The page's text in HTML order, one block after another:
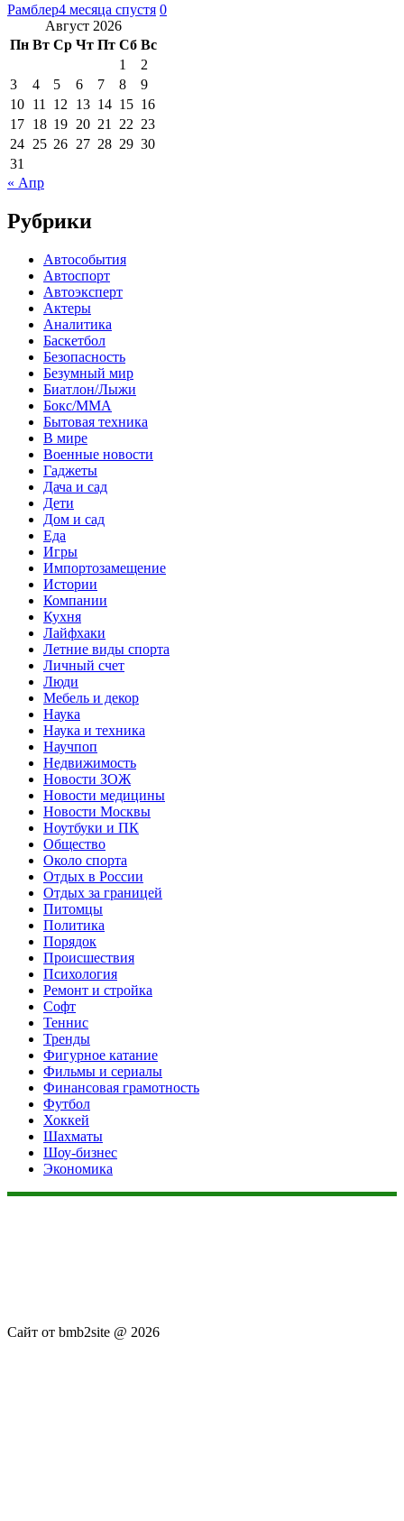
Рамблер4 месяца спустя 0
Август 2026
Пн Вт Ср Чт Пт Сб Вс
1
2
3
4 5 6 7 8
9
10 11 12 13 14 15 16
17 18 19 20 21 22 23
24 25 26 27 28 29 30
31
« Апр
Рубрики
Автособытия
Автоспорт
Автоэксперт
Актеры
Аналитика
Баскетбол
Безопасность
Безумный мир
Биатлон/Лыжи
Бокс/MMA
Бытовая техника
В мире
Военные новости
Гаджеты
Дача и сад
Дети
Дом и сад
Еда
Игры
Импортозамещение
Истории
Компании
Кухня
Лайфхаки
Летние виды спорта
Личный счет
Люди
Мебель и декор
Наука
Наука и техника
Научпоп
Недвижимость
Новости ЗОЖ
Новости медицины
Новости Москвы
Ноутбуки и ПК
Общество
Около спорта
Отдых в России
Отдых за границей
Питомцы
Политика
Порядок
Происшествия
Психология
Ремонт и стройка
Софт
Теннис
Тренды
Фигурное катание
Фильмы и сериалы
Финансовая грамотность
Футбол
Хоккей
Шахматы
Шоу-бизнес
Экономика
Сайт от bmb2site @ 2026